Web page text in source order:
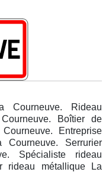
Courneuve. Rideau
Boîtier de
Entreprise
Serrurier
Spécialiste rideau
rideau métallique La